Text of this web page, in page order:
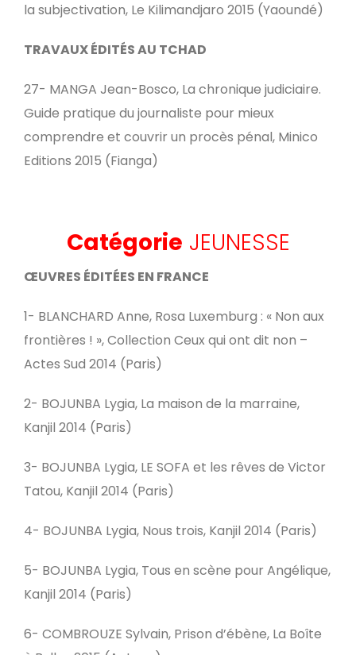
la subjectivation, Le Kilimandjaro 2015 (Yaoundé)
TRAVAUX ÉDITÉS AU TCHAD
27- MANGA Jean-Bosco, La chronique judiciaire.
Guide pratique du journaliste pour mieux
comprendre et couvrir un procès pénal, Minico
Editions 2015 (Fianga)
Catégorie JEUNESSE
ŒUVRES ÉDITÉES EN FRANCE
1- BLANCHARD Anne, Rosa Luxemburg : « Non aux
frontières ! », Collection Ceux qui ont dit non –
Actes Sud 2014 (Paris)
2- BOJUNBA Lygia, La maison de la marraine,
Kanjil 2014 (Paris)
3- BOJUNBA Lygia, LE SOFA et les rêves de Victor
Tatou, Kanjil 2014 (Paris)
4- BOJUNBA Lygia, Nous trois, Kanjil 2014 (Paris)
5- BOJUNBA Lygia, Tous en scène pour Angélique,
Kanjil 2014 (Paris)
6- COMBROUZE Sylvain, Prison d’ébène, La Boîte